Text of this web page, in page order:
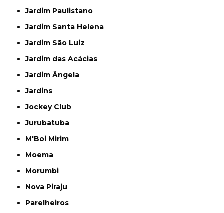
Jardim Paulistano
Jardim Santa Helena
Jardim São Luiz
Jardim das Acácias
Jardim Ângela
Jardins
Jockey Club
Jurubatuba
M'Boi Mirim
Moema
Morumbi
Nova Piraju
Parelheiros